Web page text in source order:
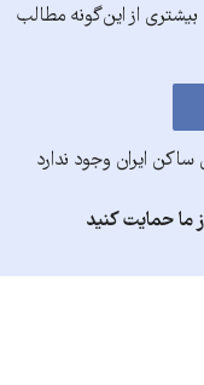
از این‌گونه مطالب
ایران وجود ندارد
ما حمایت کنید